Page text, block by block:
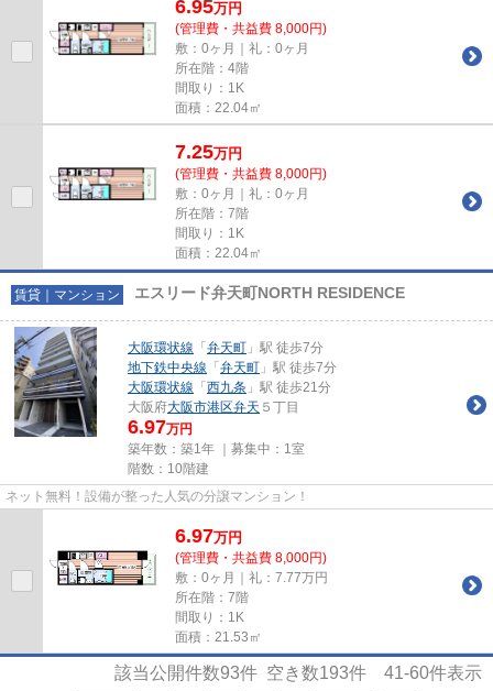
6.95万円
(管理費・共益費 8,000円)
敷：0ヶ月｜礼：0ヶ月
所在階：4階
間取り：1K
面積：22.04㎡
7.25万円
(管理費・共益費 8,000円)
敷：0ヶ月｜礼：0ヶ月
所在階：7階
間取り：1K
面積：22.04㎡
賃貸｜マンション エスリード弁天町NORTH RESIDENCE
大阪環状線 「 弁天町 」駅 徒歩7分
地下鉄中央線 「 弁天町 」駅 徒歩7分
大阪環状線 「 西九条 」駅 徒歩21分
大阪府大阪市港区弁天 ５丁目
6.97万円
築年数：築1年 ｜募集中： 1室
階数：10階建
ネット無料！設備が整った人気の分譲マンション！
6.97万円
(管理費・共益費 8,000円)
敷：0ヶ月｜礼：7.77万円
所在階：7階
間取り：1K
面積：21.53㎡
該当公開件数93件 空き数193件 41-60件表示